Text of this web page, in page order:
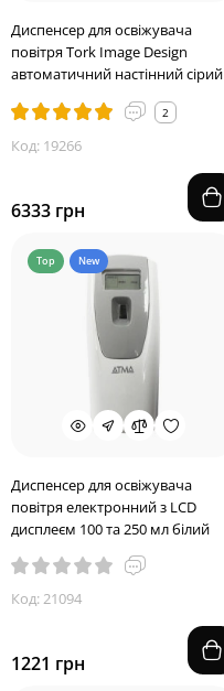
Диспенсер для освіжувача
повітря Tork Image Design
автоматичний настінний сірий
2
Код: 19266
6333 грн
Top New
Диспенсер для освіжувача
повітря електронний з LCD
дисплеєм 100 та 250 мл білий
Код: 21094
1221 грн